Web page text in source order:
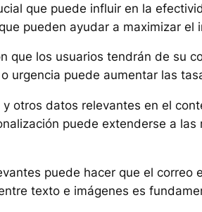
que puede influir en la
pueden ayudar a maximizar el
que los usuarios tendrán de su
urgencia puede aumentar las
otros datos relevantes en el
puede extenderse a
puede hacer que el correo
texto e imágenes es